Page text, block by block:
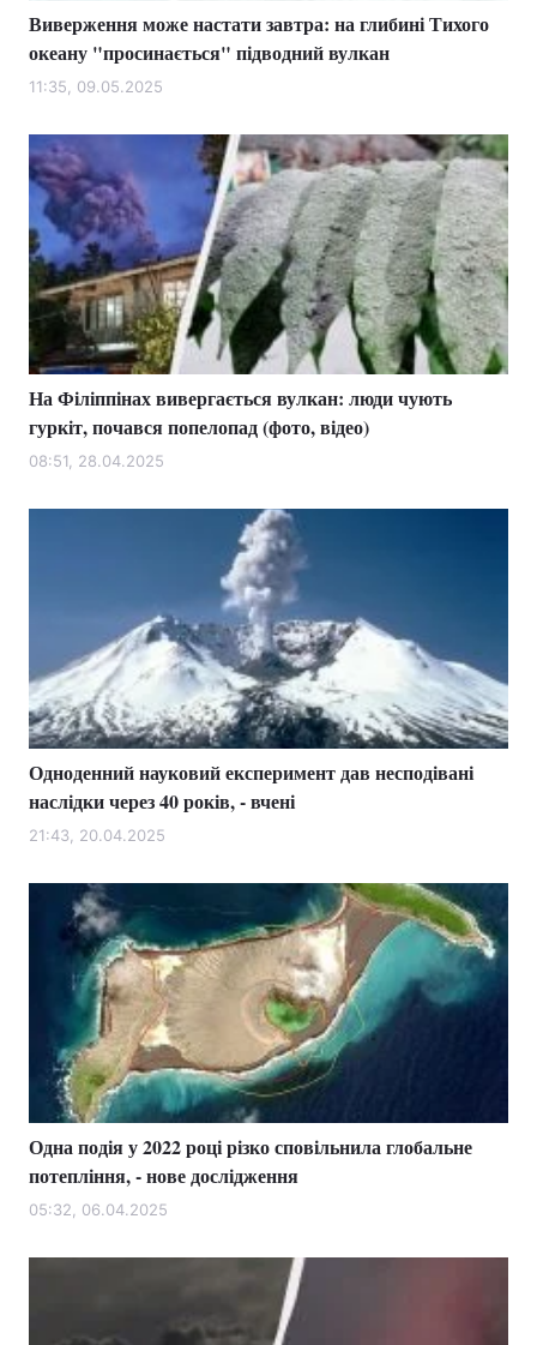
Виверження може настати завтра: на глибині Тихого
океану "просинається" підводний вулкан
11:35, 09.05.2025
На Філіппінах вивергається вулкан: люди чують
гуркіт, почався попелопад (фото, відео)
08:51, 28.04.2025
Одноденний науковий експеримент дав несподівані
наслідки через 40 років, - вчені
21:43, 20.04.2025
Одна подія у 2022 році різко сповільнила глобальне
потепління, - нове дослідження
05:32, 06.04.2025